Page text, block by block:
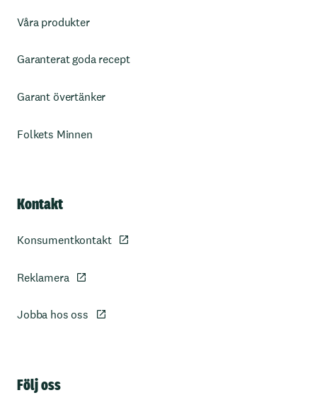
Våra produkter
Garanterat goda recept
Garant övertänker
Folkets Minnen
Kontakt
Konsumentkontakt
Reklamera
Jobba hos oss
Följ oss